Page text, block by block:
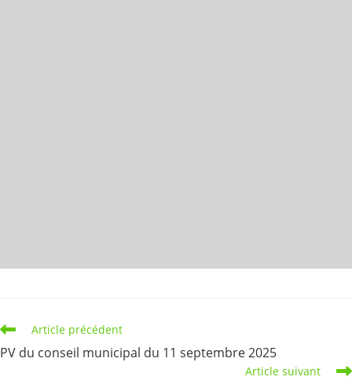
Read
more
articles
Article précédent
PV du conseil municipal du 11 septembre 2025
Article suivant